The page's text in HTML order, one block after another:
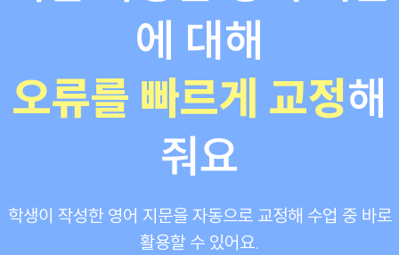
에 대해
오류를 빠르게 교정해
줘요
학생이 작성한 영어 지문을 자동으로 교정해 수업 중 바로
활용할 수 있어요.